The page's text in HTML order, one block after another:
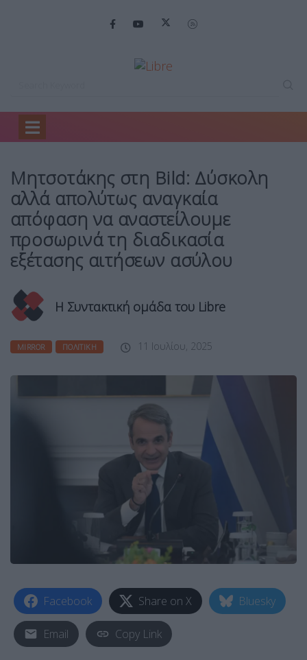
Home
Μητσοτάκης στη Bild: Δύσκολη
αλλά απολύτως αναγκαία
απόφαση να αναστείλουμε
προσωρινά τη διαδικασία
εξέτασης αιτήσεων ασύλου
Η Συντακτική ομάδα του Libre
MIRROR ΠΟΛΙΤΙΚΉ 11 Ιουλίου, 2025
Facebook Share on X Bluesky
Email Copy Link